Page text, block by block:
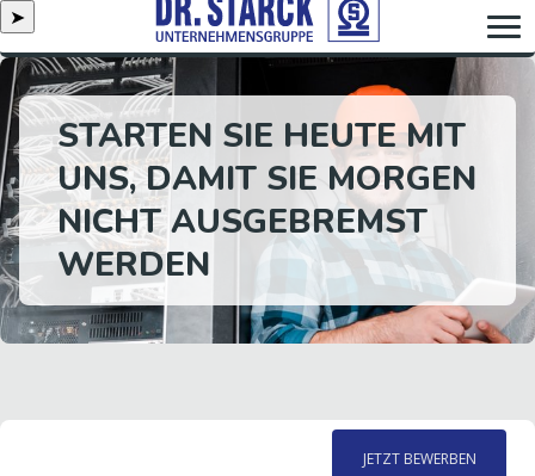
➤
STARTEN SIE HEUTE MIT
UNS, DAMIT SIE MORGEN
NICHT AUSGEBREMST
WERDEN
JETZT BEWERBEN